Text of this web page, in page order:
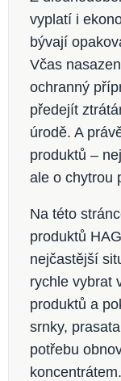
vyplatí i
bývají
Včas
ochranný
předejít
úrodě. A
produktů –
ale o chytrou
Na této
produktů
nejčastější
rychle vybrat
produktů a
srnky,
potřebu
koncentrátem.